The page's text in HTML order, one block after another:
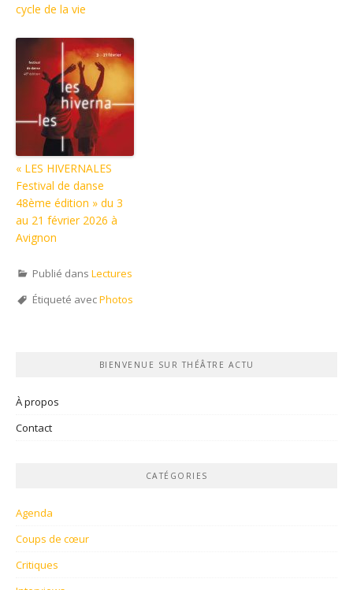
cycle de la vie
« LES HIVERNALES
Festival de danse
48ème édition » du 3
au 21 février 2026 à
Avignon
Publié dans Lectures
Étiqueté avecPhotos
BIENVENUE SUR THÉÂTRE ACTU
À propos
Contact
CATÉGORIES
Agenda
Coups de cœur
Critiques